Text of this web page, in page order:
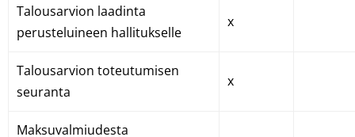
Talousarvion laadinta
perusteluineen hallitukselle
x
Talousarvion toteutumisen
seuranta
x
Maksuvalmiudesta